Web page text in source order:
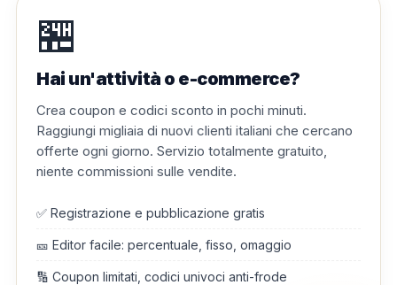
🏪
Hai un'attività o e-commerce?
Crea coupon e codici sconto in pochi minuti.
Raggiungi migliaia di nuovi clienti italiani che cercano
offerte ogni giorno. Servizio totalmente gratuito,
niente commissioni sulle vendite.
✅ Registrazione e pubblicazione gratis
🎫 Editor facile: percentuale, fisso, omaggio
🔢 Coupon limitati, codici univoci anti-frode